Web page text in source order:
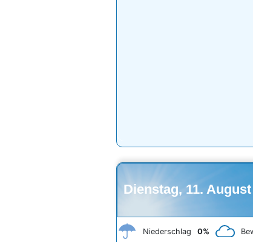
Dienstag, 11. August
Niederschlag 0%